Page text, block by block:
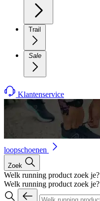
Trail
Sale
Klantenservice
loopschoenen
Zoek
Welk running product zoek je?
Welk running product zoek je?